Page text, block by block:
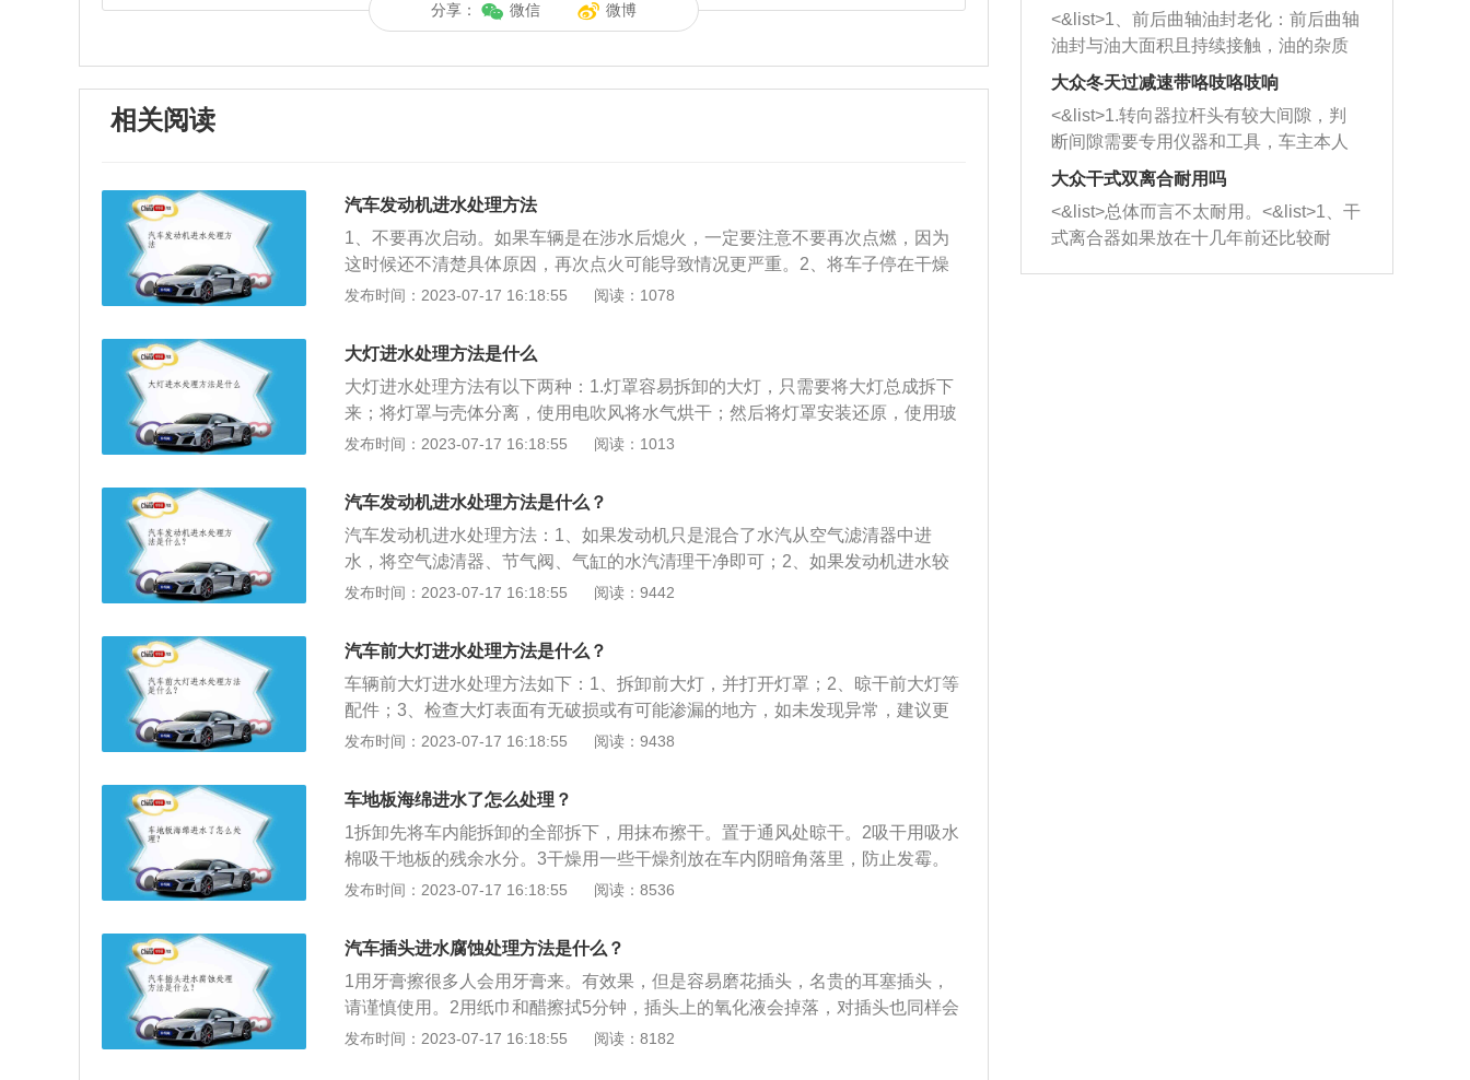
分享： 微信 微博
相关阅读
汽车发动机进水处理方法
1、不要再次启动。如果车辆是在涉水后熄火，一定要注意不要再次点燃，因为
这时候还不清楚具体原因，再次点火可能导致情况更严重。2、将车子停在干燥
处。如果是积水上涨导致的发动机进水，需要寻求他人帮助，将车辆推至没有积
汽，是从空气滤清器中进的水，只要将空气滤清器、节气阀、气缸内的水汽清理
干净即可。4、清理配件。如果发动机进水情况比较严重，但不影响正常驾驶，
需要更换机油，并且清理相关配件，记得拔下电瓶的负极线，以免电瓶受损。
5、检查电路。车上电路进水后很可能会有短路的情况，最好请专业的维修人员
检查电路。6、检查制动系统。制动系统的吸附力比较强，需要重点检查一下制
制动系统失效，建议去专业的维修店检查。7、更换发动机。如果发动机进水过
多，导致无法启动，需要更换新的发动机。8、叫拖车。在车主无法自行解决的
情况下，应该及时打122，叫拖车将车辆拖至维修厂，请专业维修人员帮助。发
缸。因此，一旦出现这种情况，一定要马上处理，不能放任不管。
发布时间：2023-07-17 16:18:55 阅读：1078
大灯进水处理方法是什么
大灯进水处理方法有以下两种：1.灯罩容易拆卸的大灯，只需要将大灯总成拆下
来；将灯罩与壳体分离，使用电吹风将水气烘干；然后将灯罩安装还原，使用玻
璃胶将整个边缝密封，安装好灯泡、插件即可；2.当雨季来临时，温度较低，当
通风管或者通气孔进入车灯内部，并且附着在灯罩里面。这种情况只需要等雨过
天晴之后，大灯重新开启一段时间，雾气就会因为温度的上升自动散去，不需要
做额外的处理。除此之外，洗车的时候也会遇到车灯有雾气的情况，同样等雾气
自然散去就好。过高的温度会损害灯罩，因为灯罩采用的是塑质材料，高温条件
下会发生融化或龟裂的现象。电吹风调到冷风的效果极差，基本上吹几个钟都没
去的时候密封性很难得到保障。当车灯经常都起雾时，车主应该检查下灯罩的密
封性是否良好，灯罩本身有无破裂，通风管或者通气孔有无堵住等。常年起雾，
会大大降低灯光的透光率，在日常行车存在很大的安全隐患，所以应该尽快到4S
发布时间：2023-07-17 16:18:55 阅读：1013
汽车发动机进水处理方法是什么？
汽车发动机进水处理方法：1、如果发动机只是混合了水汽从空气滤清器中进
水，将空气滤清器、节气阀、气缸的水汽清理干净即可；2、如果发动机进水较
多，但是不影响正常驾驶，更换机油和清理发动机相关的配件；3、如果发动机
一点切记不要将熄火的车辆强行启动，因为在车辆浸水的情况下，重新启动往往
发布时间：2023-07-17 16:18:55 阅读：9442
汽车前大灯进水处理方法是什么？
车辆前大灯进水处理方法如下：1、拆卸前大灯，并打开灯罩；2、晾干前大灯等
配件；3、检查大灯表面有无破损或有可能渗漏的地方，如未发现异常，建议更
换大灯后盖密封条和通气管。在冬天和多雨的季节，车主应养成定期检查车灯的
理，车灯在开启一段时间后，这雾气就会随着热气通过通气管排出灯外。
发布时间：2023-07-17 16:18:55 阅读：9438
车地板海绵进水了怎么处理？
1拆卸先将车内能拆卸的全部拆下，用抹布擦干。置于通风处晾干。2吸干用吸水
棉吸干地板的残余水分。3干燥用一些干燥剂放在车内阴暗角落里，防止发霉。
打开车门。将车停住通风处。用吸尘器吸除残余的土。
发布时间：2023-07-17 16:18:55 阅读：8536
汽车插头进水腐蚀处理方法是什么？
1用牙膏擦很多人会用牙膏来。有效果，但是容易磨花插头，名贵的耳塞插头，
请谨慎使用。2用纸巾和醋擦拭5分钟，插头上的氧化液会掉落，对插头也同样会
有些花的痕迹。3用草酸除锈草酸（即乙二酸）可用来除锈。不过使用时要小
发布时间：2023-07-17 16:18:55 阅读：8182
西取出来。但如果是因为积碳过多引起
的堵塞，就需要将三元催化器泡在草酸
洗剂对堵塞的情况得到解决，将清洗剂
放在燃油箱中，与燃油混合后，车辆启
动时，就可以和汽油一起进入到燃烧
室，最后形成废气排出，就可以让三元
催化器得到清洗，排气管堵塞的情况就
能够得到解决。
一圈半的练习，往右同样也要打相同的
圈数。 <&list>3、最后强调要反复练
习，这样就可以形成肌肉记忆，在真实
驾驶车辆时，不需要记忆也能打好方
向。
<&list>1、前后曲轴油封老化：前后曲轴
油封与油大面积且持续接触，油的杂质
和发动机内持续温度变化使其密封效果
逐渐减弱，导致渗油或漏油。<&list>2、
活塞间隙过大：积碳会使活塞环与缸体
的间隙扩大，导致机油流入燃烧室中，
造成烧机油。<&list>3、机油粘度。使用
机油粘度过小的话，同样会有烧机油现
象，机油粘度过小具有很好的流动性，
大众冬天过减速带咯吱咯吱响
<&list>1.转向器拉杆头有较大间隙，判
断间隙需要专用仪器和工具，车主本人
无法制作，需要将车辆送到修理厂或4s
店；<&list>2.车辆半轴套管防尘罩破
裂，破裂后会出现漏油现象，使半轴磨
损严重，磨损的半轴容易损坏，产生异
响；<&list>3.稳定器的转向胶套和球头
大众干式双离合耐用吗
<&list>总体而言不太耐用。<&list>1、干
式离合器如果放在十几年前还比较耐